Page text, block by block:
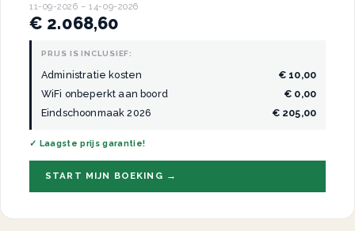
11-09-2026 – 14-09-2026
€ 2.068,60
PRIJS IS INCLUSIEF:
Administratie kosten
€ 10,00
WiFi onbeperkt aan boord
€ 0,00
Eindschoonmaak 2026
€ 205,00
✓ Laagste prijs garantie!
START MIJN BOEKING →